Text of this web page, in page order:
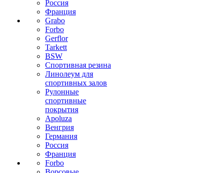
Россия
Франция
Grabo
Forbo
Gerflor
Tarkett
BSW
Спортивная резина
Линолеум для
спортивных залов
Рулонные
спортивные
покрытия
Apoluza
Венгрия
Германия
Россия
Франция
Forbo